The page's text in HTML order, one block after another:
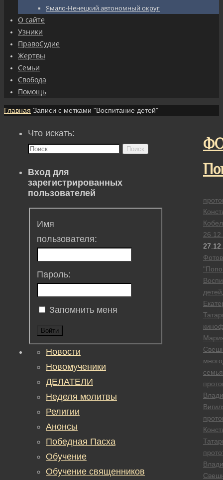
Ямало-Ненецкий автономный округ
О сайте
Узники
ПравоСудие
Жертвы
Семьи
Свобода
Помощь
Главная Записи с метками "Воспитание детей"
детей
семья
Что искать:
Поиск
Вход для
зарегистрированных
пользователей
Имя
пользователя:
Пароль:
Запомнить меня
Войти
Новости
Новомученики
ДЕЛАТЕЛИ
Неделя молитвы
Религии
Анонсы
Победная Пасха
Обучение
Обучение священников